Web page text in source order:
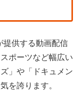
提供する動画配信
ポーツなど幅広い
」や「ドキュメン
を誇ります。